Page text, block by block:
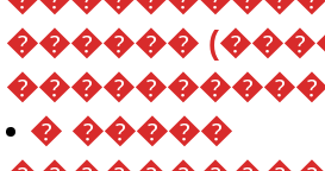
������
� �����